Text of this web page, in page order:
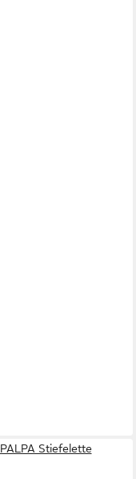
PALPA Stiefelette